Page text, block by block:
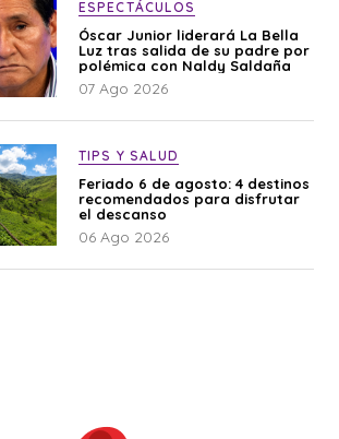
ESPECTÁCULOS
Óscar Junior liderará La Bella
Luz tras salida de su padre por
polémica con Naldy Saldaña
07 Ago 2026
TIPS Y SALUD
Feriado 6 de agosto: 4 destinos
recomendados para disfrutar
el descanso
06 Ago 2026